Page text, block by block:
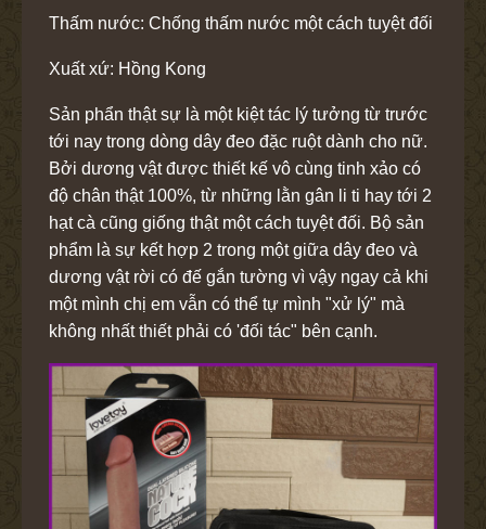
Thấm nước: Chống thấm nước một cách tuyệt đối
Xuất xứ: Hồng Kong
Sản phẩn thật sự là một kiệt tác lý tưởng từ trước
tới nay trong dòng dây đeo đặc ruột dành cho nữ.
Bởi dương vật được thiết kế vô cùng tinh xảo có
độ chân thật 100%, từ những lằn gân li ti hay tới 2
hạt cà cũng giống thật một cách tuyệt đối. Bộ sản
phẩm là sự kết hợp 2 trong một giữa dây đeo và
dương vật rời có đế gắn tường vì vậy ngay cả khi
một mình chị em vẫn có thể tự mình "xử lý" mà
không nhất thiết phải có 'đối tác" bên cạnh.